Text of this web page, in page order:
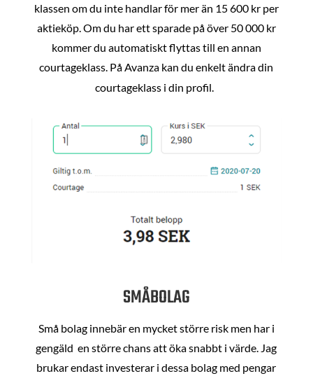
klassen om du inte handlar för mer än 15 600 kr per
aktieköp. Om du har ett sparade på över 50 000 kr
kommer du automatiskt flyttas till en annan
courtageklass. På Avanza kan du enkelt ändra din
courtageklass i din profil.
SMÅBOLAG
Små bolag innebär en mycket större risk men har i
gengäld en större chans att öka snabbt i värde. Jag
brukar endast investerar i dessa bolag med pengar